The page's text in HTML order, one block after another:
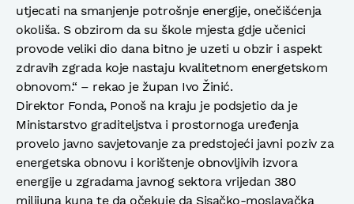
utjecati na smanjenje potrošnje energije, onečišćenja
okoliša. S obzirom da su škole mjesta gdje učenici
provode veliki dio dana bitno je uzeti u obzir i aspekt
zdravih zgrada koje nastaju kvalitetnom energetskom
obnovom.“ – rekao je župan Ivo Žinić.
Direktor Fonda, Ponoš na kraju je podsjetio da je
Ministarstvo graditeljstva i prostornoga uređenja
provelo javno savjetovanje za predstojeći javni poziv za
energetska obnovu i korištenje obnovljivih izvora
energije u zgradama javnog sektora vrijedan 380
milijuna kuna te da očekuje da Sisačko-moslavačka